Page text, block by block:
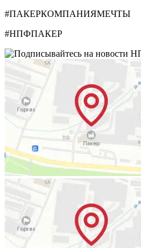
#ПАКЕРКОМПАНИЯМЕЧТЫ
#НПФПАКЕР